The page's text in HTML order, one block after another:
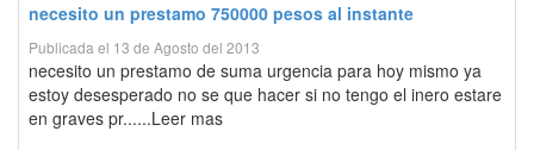
necesito un prestamo 750000 pesos al instante
Publicada el 13 de Agosto del 2013
necesito un prestamo de suma urgencia para hoy mismo ya
estoy desesperado no se que hacer si no tengo el inero estare
en graves pr......Leer mas